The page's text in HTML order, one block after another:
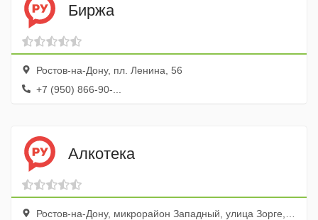
Биржа
Ростов-на-Дону, пл. Ленина, 56
+7 (950) 866-90-...
Алкотека
Ростов-на-Дону, микрорайон Западный, улица Зорге, 31